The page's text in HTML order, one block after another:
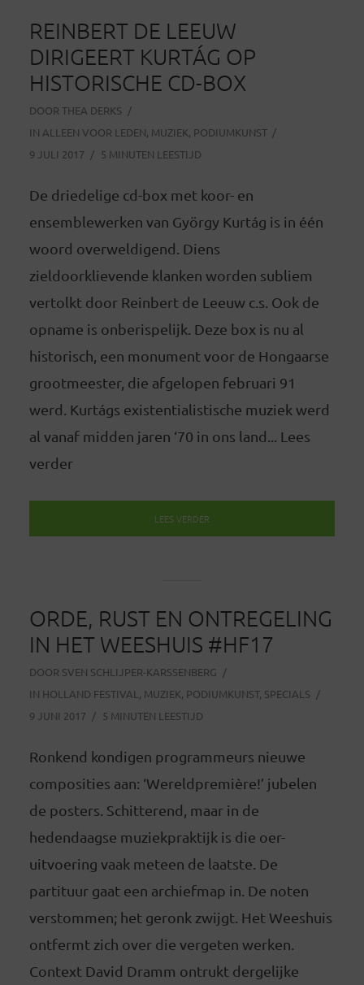
REINBERT DE LEEUW
DIRIGEERT KURTÁG OP
HISTORISCHE CD-BOX
DOOR THEA DERKS
IN ALLEEN VOOR LEDEN, MUZIEK, PODIUMKUNST
9 JULI 2017
5 MINUTEN LEESTIJD
De driedelige cd-box met koor- en
ensemblewerken van György Kurtág is in één
woord overweldigend. Diens
zieldoorklievende klanken worden subliem
vertolkt door Reinbert de Leeuw c.s. Ook de
opname is onberispelijk. Deze box is nu al
historisch, een monument voor de Hongaarse
grootmeester, die afgelopen februari 91
werd. Kurtágs existentialistische muziek werd
al vanaf midden jaren ‘70 in ons land... Lees
verder
LEES VERDER
ORDE, RUST EN ONTREGELING
IN HET WEESHUIS #HF17
DOOR SVEN SCHLIJPER-KARSSENBERG
IN HOLLAND FESTIVAL , MUZIEK, PODIUMKUNST, SPECIALS
9 JUNI 2017
5 MINUTEN LEESTIJD
Ronkend kondigen programmeurs nieuwe
composities aan: ‘Wereldpremière!’ jubelen
de posters. Schitterend, maar in de
hedendaagse muziekpraktijk is die oer-
uitvoering vaak meteen de laatste. De
partituur gaat een archiefmap in. De noten
verstommen; het geronk zwijgt. Het Weeshuis
ontfermt zich over die vergeten werken.
Context David Dramm ontrukt dergelijke